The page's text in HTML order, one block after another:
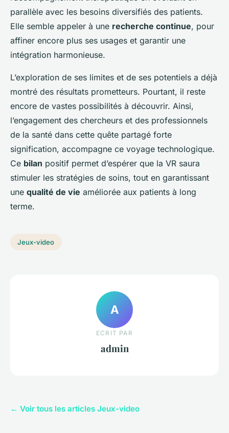
parallèle avec les besoins diversifiés des patients.
Elle semble appeler à une recherche continue, pour
affiner encore plus ses usages et garantir une
intégration harmonieuse.
L’exploration de ses limites et de ses potentiels a déjà
montré des résultats prometteurs. Pourtant, il reste
encore de vastes possibilités à découvrir. Ainsi,
l’engagement des chercheurs et des professionnels
de la santé dans cette quête partagé forte
signification, accompagne ce voyage technologique.
Ce bilan positif permet d’espérer que la VR saura
stimuler les stratégies de soins, tout en garantissant
une qualité de vie améliorée aux patients à long
terme.
Jeux-video
A
ECRIT PAR
admin
← Voir tous les articles Jeux-video